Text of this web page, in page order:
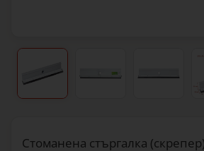
Стоманена стъргалка